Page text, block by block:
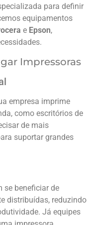
para definir
equipamentos
e Epson,
Impressoras
empresa imprime
como escritórios de
de mais
suportar grandes
se beneficiar de
distribuídas, reduzindo
Já equipes